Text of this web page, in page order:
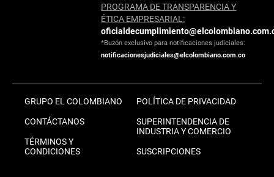
PROGRAMA DE TRANSPARENCIA Y
ÉTICA EMPRESARIAL:
*Buzón exclusivo para notificaciones judiciales:
notificacionesjudiciales@elcolombiano.com.co
GRUPO EL COLOMBIANO
CONTÁCTANOS
TÉRMINOS Y
CONDICIONES
POLÍTICA DE PRIVACIDAD
SUPERINTENDENCIA DE
INDUSTRIA Y COMERCIO
SUSCRIPCIONES